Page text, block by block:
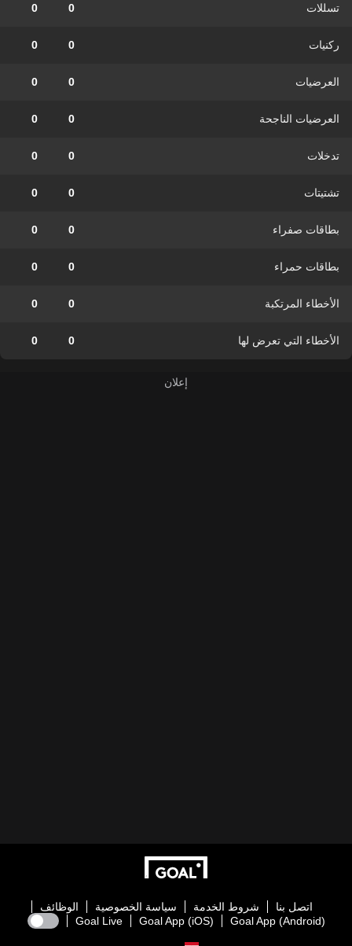
تسللات 0
0
ركنيات 0
0
العرضيات 0
0
العرضيات الناجحة 0
0
تدخلات 0
0
تشتيتات 0
0
بطاقات صفراء 0
0
بطاقات حمراء 0
0
الأخطاء المرتكبة 0
0
الأخطاء التي تعرض لها 0
0
اتصل بنا شروط الخدمة سياسة الخصوصية
الوظائف
Goal App (Android)
Goal App (iOS)
Goal Live